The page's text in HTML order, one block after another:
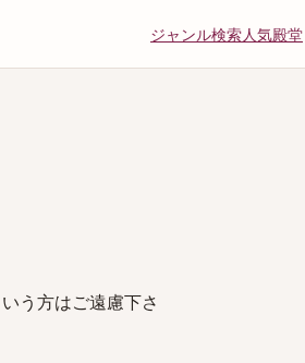
ジャンル検索人気殿堂
う方はご遠慮下さ